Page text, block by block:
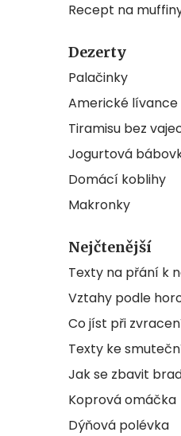
Recept na
Dezerty
Palačinky
Americké lívance
Tiramisu bez
Jogurtová
Domácí koblihy
Makronky
Nejčtenější
Texty na přání k
Vztahy podle
Co jíst při
Texty ke
Jak se zbavit
Koprová omáčka
Dýňová polévka